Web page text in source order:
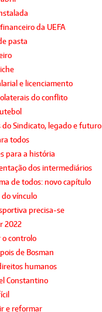
da UEFA
pasta
e licenciamento
do conflito
do Sindicato, legado e futuro
todos
para a história
dos intermediários
de todos: novo capítulo
vínculo
precisa-se
2022
o controlo
de Bosman
humanos
Constantino
e reformar